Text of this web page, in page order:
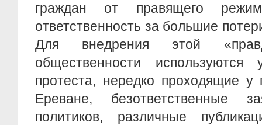
граждан от правящего
ответственность за большие
Для внедрения этой
общественности используются
протеста, нередко проходящие у
Ереване, безответственные
политиков, различные